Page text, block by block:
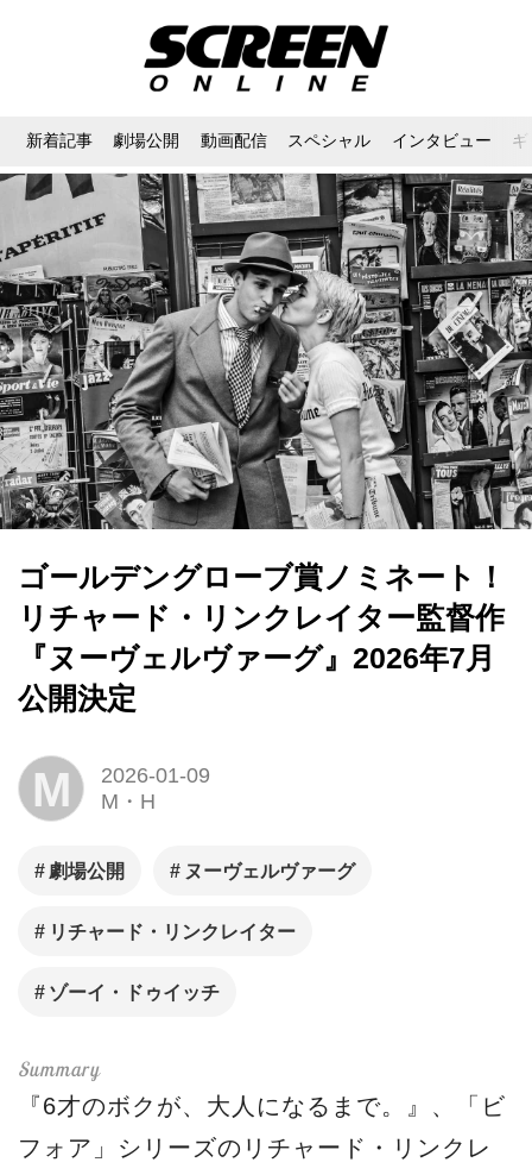
新着記事 劇場公開 動画配信 スペシャル インタビュー
ゴールデングローブ賞ノミネート！
リチャード・リンクレイター監督作
『ヌーヴェルヴァーグ』2026年7月
公開決定
M
2026-01-09
M・H
劇場公開 ヌーヴェルヴァーグ
リチャード・リンクレイター
ゾーイ・ドゥイッチ
『6才のボクが、大人になるまで。』、「ビ
フォア」シリーズのリチャード・リンクレ